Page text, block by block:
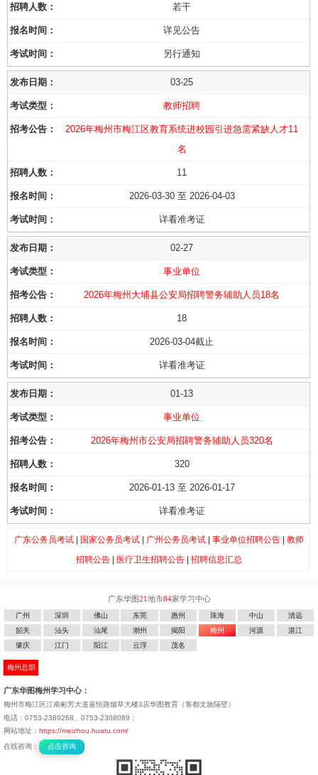
若干
详见公告
另行通知
03-25
教师招聘
2026年梅州市梅江区教育系统进校园引进急需紧缺人才11
名
11
2026-03-30 至 2026-04-03
详看准考证
02-27
事业单位
2026年梅州大埔县公安局招聘警务辅助人员18名
18
2026-03-04截止
详看准考证
01-13
事业单位
2026年梅州市公安局招聘警务辅助人员320名
320
2026-01-13 至 2026-01-17
详看准考证
广东公务员考试| 国家公务员考试| 广州公务员考试| 事业单位招聘公告| 教师
招聘公告| 医疗卫生招聘公告| 招聘信息汇总
广东华图21地市84家学习中心
广州 深圳 佛山 东莞 惠州 珠海 中山
清远
韶关
汕头 汕尾 潮州 揭阳 梅州 河源
湛江
肇庆
江门 阳江 云浮 茂名
梅州总部
广东华图梅州学习中心：
梅州市梅江区江南彬芳大道嘉恒路烟草大楼3店华图教育（客都文旅隔壁）
电话：0753-2389268、0753-2308089；
网站地址： https://meizhou.huatu.com/
在线咨询： 点击咨询